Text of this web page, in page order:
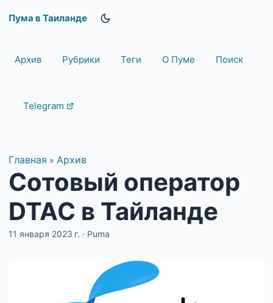
Пума в Таиланде
Архив Рубрики Теги О Пуме Поиск
Telegram
Главная » Архив
Сотовый оператор
DTAC в Тайланде
11 января 2023 г. · Puma